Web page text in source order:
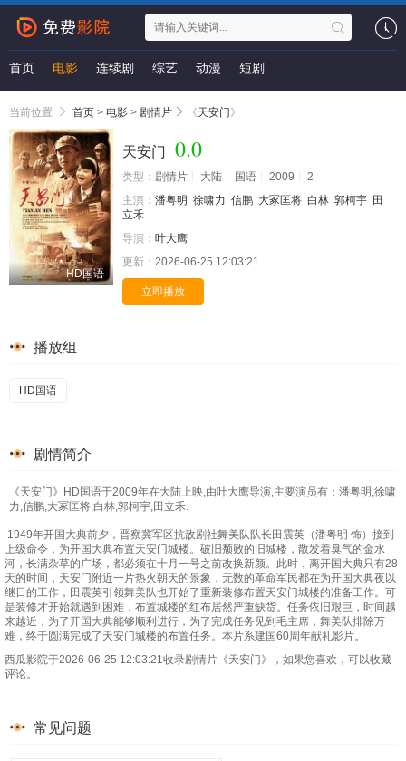
首页 电影 连续剧 综艺 动漫 短剧
当前位置 首页 > 电影 > 剧情片 《天安门》
HD国语
天安门 0.0
类型： 剧情片 大陆 国语 2009
2
主演： 潘粤明 徐啸力 信鹏 大冢匡将 白林 郭柯宇 田
立禾
导演： 叶大鹰
更新： 2026-06-25 12:03:21
立即播放
播放组
HD国语
剧情简介
《天安门》HD国语于2009年在大陆上映,由叶大鹰导演,主要演员有：潘粤明,徐啸
力,信鹏,大冢匡将,白林,郭柯宇,田立禾.
1949年开国大典前夕，晋察冀军区抗敌剧社舞美队队长田震英（潘粤明 饰）接到
上级命令，为开国大典布置天安门城楼。破旧颓败的旧城楼，散发着臭气的金水
河，长满杂草的广场，都必须在十月一号之前改换新颜。此时，离开国大典只有28
天的时间，天安门附近一片热火朝天的景象，无数的革命军民都在为开国大典夜以
继日的工作，田震英引领舞美队也开始了重新装修布置天安门城楼的准备工作。可
是装修才开始就遇到困难，布置城楼的红布居然严重缺货。任务依旧艰巨，时间越
来越近，为了开国大典能够顺利进行，为了完成任务见到毛主席，舞美队排除万
难，终于圆满完成了天安门城楼的布置任务。本片系建国60周年献礼影片。
西瓜影院于2026-06-25 12:03:21收录剧情片《天安门》，如果您喜欢，可以收藏
评论。
常见问题